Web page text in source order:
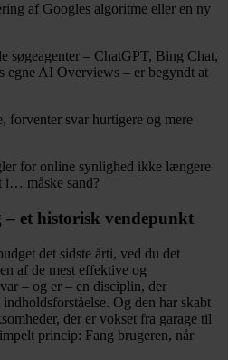
af Googles algoritme eller en ny
søgeagenter – ChatGPT, Bing Chat,
egne AI Overviews – er begyndt at
forventer svar hurtigere og mere
for online synlighed ikke længere
i… måske sand?
et historisk vendepunkt
det sidste årti, ved du det
af de mest effektive og
– og er – en disciplin, der
Og den har skabt
der er vokset fra garage til
princip: Fang brugeren, når